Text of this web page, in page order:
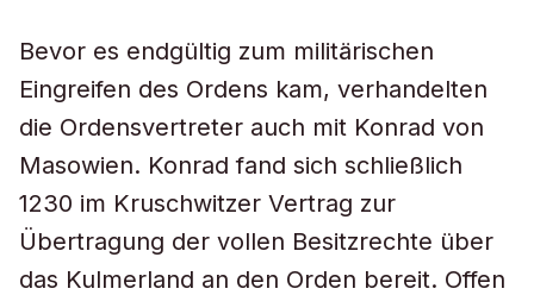
Bevor es endgültig zum militärischen
Eingreifen des Ordens kam, verhandelten
die Ordensvertreter auch mit Konrad von
Masowien. Konrad fand sich schließlich
1230 im Kruschwitzer Vertrag zur
Übertragung der vollen Besitzrechte über
das Kulmerland an den Orden bereit. Offen